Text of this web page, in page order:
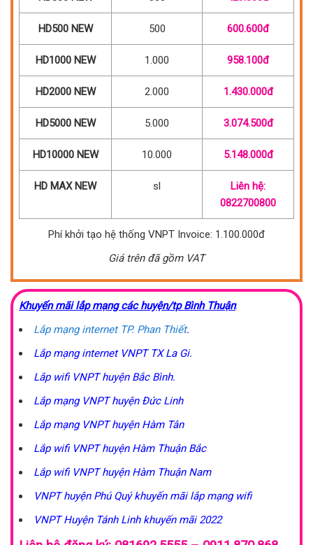
HD500 NEW 500 600.600đ
HD1000 NEW 1.000 958.100đ
HD2000 NEW 2.000 1.430.000đ
HD5000 NEW 5.000 3.074.500đ
HD10000 NEW 10.000 5.148.000đ
HD MAX NEW sl
Liên hệ:
0822700800
Phí khởi tạo hệ thống VNPT Invoice: 1.100.000đ
Giá trên đã gồm VAT
Khuyến mãi lắp mạng các huyện/tp Bình Thuận:
Lắp mạng internet TP. Phan Thiết.
Lắp mạng internet VNPT TX La Gi.
Lắp wifi VNPT huyện Bắc Bình.
Lắp mạng VNPT huyện Đức Linh
Lắp mạng VNPT huyện Hàm Tân
Lắp wifi VNPT huyện Hàm Thuận Bắc
Lắp wifi VNPT huyện Hàm Thuận Nam
VNPT huyện Phú Quý khuyến mãi lắp mạng wifi
VNPT Huyện Tánh Linh khuyến mãi 2022